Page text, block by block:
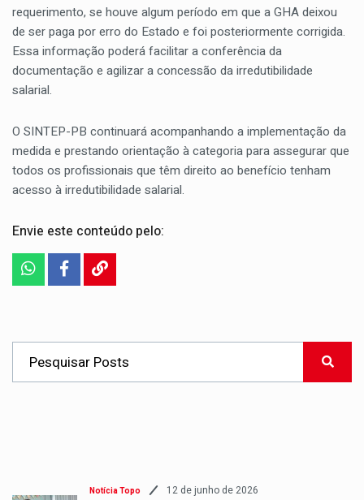
requerimento, se houve algum período em que a GHA deixou
de ser paga por erro do Estado e foi posteriormente corrigida.
Essa informação poderá facilitar a conferência da
documentação e agilizar a concessão da irredutibilidade
salarial.
O SINTEP-PB continuará acompanhando a implementação da
medida e prestando orientação à categoria para assegurar que
todos os profissionais que têm direito ao benefício tenham
acesso à irredutibilidade salarial.
Envie este conteúdo pelo:
Notícia Topo 12 de junho de 2026